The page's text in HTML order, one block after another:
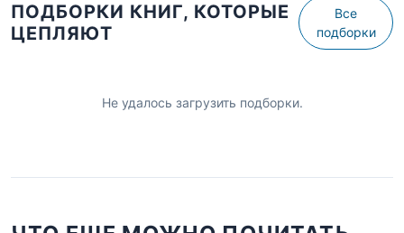
ПОДБОРКИ КНИГ, КОТОРЫЕ
ЦЕПЛЯЮТ
Все
подборки
Не удалось загрузить подборки.